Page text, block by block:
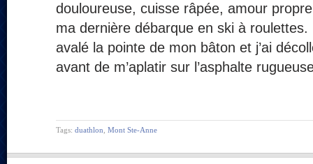
douloureuse, cuisse râpée, amour
ma dernière débarque en ski à roulettes.
avalé la pointe de mon bâton et j’ai
avant de m’aplatir sur l’asphalte
Tags: duathlon Mont Ste-Anne